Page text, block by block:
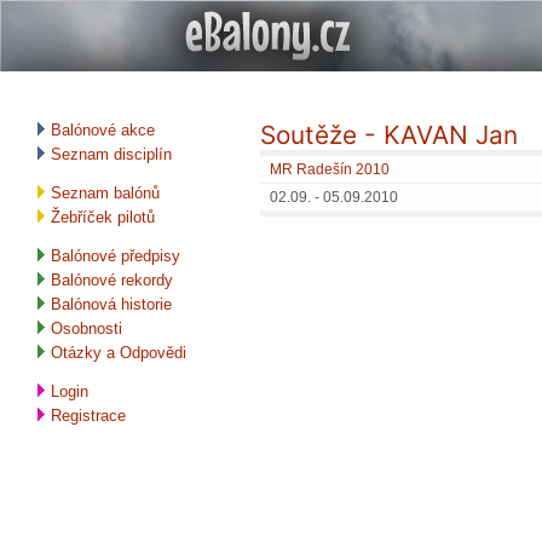
Balónové akce
Seznam disciplín
Seznam balónů
Žebříček pilotů
Balónové předpisy
Balónové rekordy
Balónová historie
Osobnosti
Otázky a Odpovědi
Login
Registrace
Soutěže - KAVAN Jan
MR Radešín 2010
02.09. - 05.09.2010